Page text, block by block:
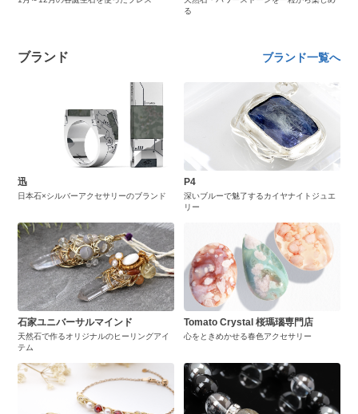
る
ブランド ブランド一覧へ
迅
日本石×シルバーアクセサリーのブランド
P4
深いブルーで魅了するカイヤナイトジュエ
リー
石家ユニバーサルマインド
天然石で作るオリジナルのヒーリングアイ
テム
Tomato Crystal 桜瑪瑙専門店
心をときめかせる春色アクセサリー